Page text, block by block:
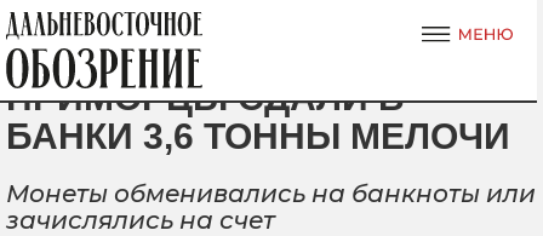
ПРИМОРЦЫ СДАЛИ В
БАНКИ 3,6 ТОННЫ МЕЛОЧИ
Монеты обменивались на банкноты или
зачислялись на счет